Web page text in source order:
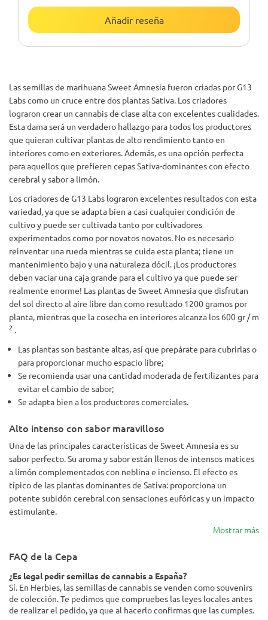
Añadir reseña
Las semillas de marihuana Sweet Amnesia fueron criadas por G13
Labs como un cruce entre dos plantas Sativa. Los criadores
lograron crear un cannabis de clase alta con excelentes cualidades.
Esta dama será un verdadero hallazgo para todos los productores
que quieran cultivar plantas de alto rendimiento tanto en
interiores como en exteriores. Además, es una opción perfecta
para aquellos que prefieren cepas Sativa-dominantes con efecto
cerebral y sabor a limón.
Los criadores de G13 Labs lograron excelentes resultados con esta
variedad, ya que se adapta bien a casi cualquier condición de
cultivo y puede ser cultivada tanto por cultivadores
experimentados como por novatos novatos. No es necesario
reinventar una rueda mientras se cuida esta planta; tiene un
mantenimiento bajo y una naturaleza dócil. ¡Los productores
deben vaciar una caja grande para el cultivo ya que puede ser
realmente enorme! Las plantas de Sweet Amnesia que disfrutan
del sol directo al aire libre dan como resultado 1200 gramos por
planta, mientras que la cosecha en interiores alcanza los 600 gr / m
2 .
Las plantas son bastante altas, así que prepárate para cubrirlas o
para proporcionar mucho espacio libre;
Se recomienda usar una cantidad moderada de fertilizantes para
evitar el cambio de sabor;
Se adapta bien a los productores comerciales.
Alto intenso con sabor maravilloso
Una de las principales características de Sweet Amnesia es su
sabor perfecto. Su aroma y sabor están llenos de intensos matices
a limón complementados con neblina e incienso. El efecto es
típico de las plantas dominantes de Sativa: proporciona un
potente subidón cerebral con sensaciones eufóricas y un impacto
estimulante.
Mostrar más
FAQ de la Cepa
¿Es legal pedir semillas de cannabis a España?
Sí. En Herbies, las semillas de cannabis se venden como souvenirs
de colección. Te pedimos que compruebes las leyes locales antes
de realizar el pedido, ya que al hacerlo confirmas que las cumples.